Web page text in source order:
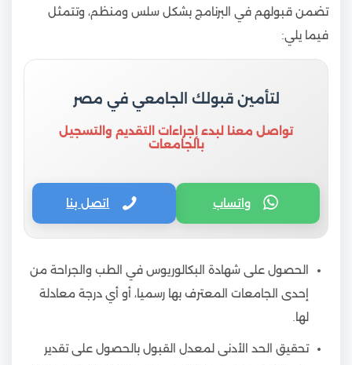
تضمن قبولهم في البرنامج بشكل سلس ومنظم، وتتمثل
فيما يلي:
لتأمين قبولك الجامعي في مصر
تواصل معنا لبدء إجراءات التقديم والتسجيل
بالجامعات
واتساب اتصل بنا
الحصول على شهادة البكالوريوس في الطب والجراحة من
إحدى الجامعات المعترف بها رسميا، أو أي درجة معادلة
لها.
تحقيق الحد الأدنى لمعدل القبول بالحصول على تقدير